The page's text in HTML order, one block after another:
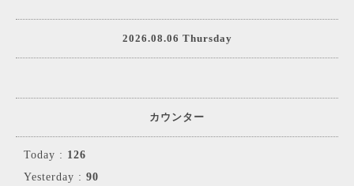
2026.08.06 Thursday
カウンター
Today : 126
Yesterday : 90